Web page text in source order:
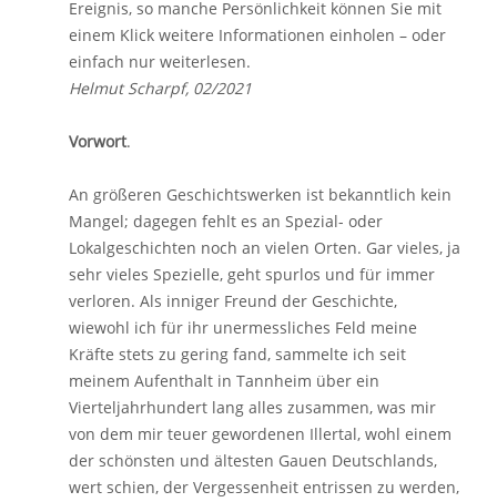
Ereignis, so manche Persönlichkeit können Sie mit
einem Klick weitere Informationen einholen – oder
einfach nur weiterlesen.
Helmut Scharpf, 02/2021
Vorwort.
An größeren Geschichtswerken ist bekanntlich kein
Mangel; dagegen fehlt es an Spezial- oder
Lokalgeschichten noch an vielen Orten. Gar vieles, ja
sehr vieles Spezielle, geht spurlos und für immer
verloren. Als inniger Freund der Geschichte,
wiewohl ich für ihr unermessliches Feld meine
Kräfte stets zu gering fand, sammelte ich seit
meinem Aufenthalt in Tannheim über ein
Vierteljahrhundert lang alles zusammen, was mir
von dem mir teuer gewordenen Illertal, wohl einem
der schönsten und ältesten Gauen Deutschlands,
wert schien, der Vergessenheit entrissen zu werden,